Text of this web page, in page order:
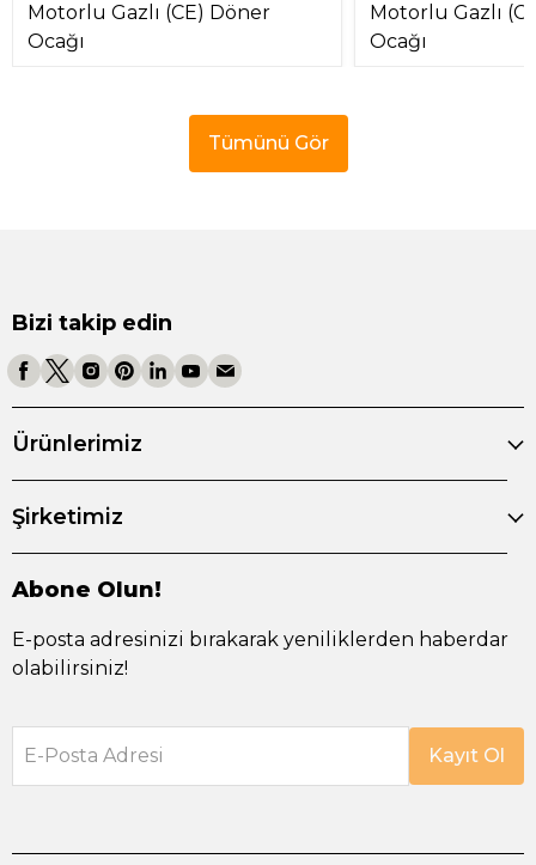
Motorlu Gazlı (CE) Döner
Ocağı
Motorlu Gazlı
Ocağı
Tümünü Gör
Bizi takip edin
Ürünlerimiz
Şirketimiz
Abone Olun!
E-posta adresinizi bırakarak yeniliklerden haberdar
olabilirsiniz!
E-Posta Adresi Kayıt Ol